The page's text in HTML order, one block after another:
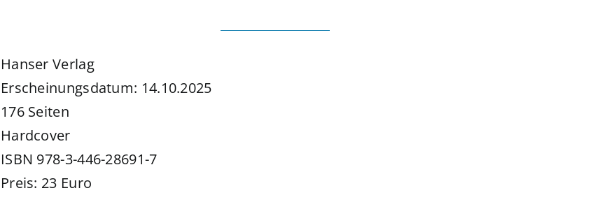
Hanser Verlag
Erscheinungsdatum: 14.10.2025
176 Seiten
Hardcover
ISBN 978-3-446-28691-7
Preis: 23 Euro